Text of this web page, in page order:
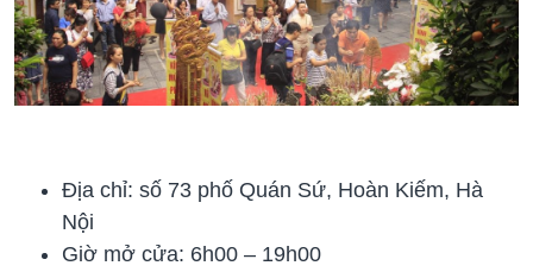
Địa chỉ: số 73 phố Quán Sứ, Hoàn Kiếm, Hà
Nội
Giờ mở cửa: 6h00 – 19h00